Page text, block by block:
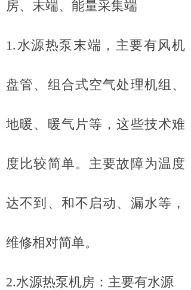
房、末端、能量采集端
1. 水源热泵末端，主要有风机
盘管、组合式空气处理机组、
地暖、暖气片等，这些技术难
度比较简单。 主要故障为温度
达不到、和不启动、漏水等，
维修相对简单。
2.水源热泵机房：主要有水源